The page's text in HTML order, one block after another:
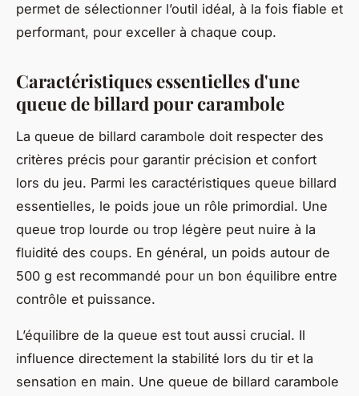
permet de sélectionner l’outil idéal, à la fois fiable et
performant, pour exceller à chaque coup.
Caractéristiques essentielles d'une
queue de billard pour carambole
La queue de billard carambole doit respecter des
critères précis pour garantir précision et confort
lors du jeu. Parmi les caractéristiques queue billard
essentielles, le poids joue un rôle primordial. Une
queue trop lourde ou trop légère peut nuire à la
fluidité des coups. En général, un poids autour de
500 g est recommandé pour un bon équilibre entre
contrôle et puissance.
L’équilibre de la queue est tout aussi crucial. Il
influence directement la stabilité lors du tir et la
sensation en main. Une queue de billard carambole